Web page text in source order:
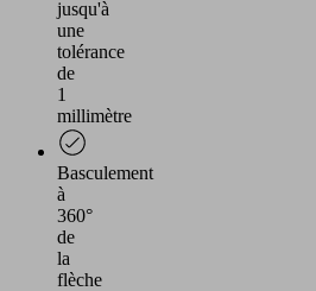
jusqu'à
une
tolérance
de
1
millimètre
Basculement
à
360°
de
la
flèche